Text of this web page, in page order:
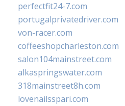
perfectfit24-7.com
portugalprivatedriver.com
von-racer.com
coffeeshopcharleston.com
salon104mainstreet.com
alkaspringswater.com
318mainstreet8h.com
lovenailsspari.com